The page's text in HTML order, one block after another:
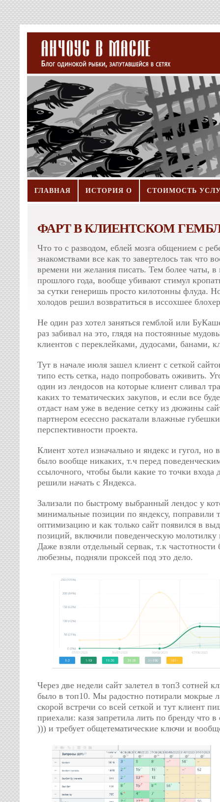
ГЛАВНАЯ ИСТОРИЯ О СТОИМОСТЬ
ФАРТ В КЛИЕНТСКОМ
Что то с разводом, еблей мозга общением с
знакомствами все как то завертелось так что
времени ни желания писать. Тем более чаты,
прошлого года, вообще убивают стимул
за сутки генеришь просто килотонны флуда.
холодов решил возвратиться в иссохшее
Не один раз хотел заняться гемблой или
раз забивал на это, глядя на постоянные
клиентов с переклейками, дудосами, банами,
Тут в начале июля зашел клиент с сеткой
типо есть сетка, надо попробовать оживить.
один из лендосов на которые клиент сливал
каких то тематических закупов, и если все
отдаст нам уже в ведение сетку из дюжины
партнером есессно раскатали влажные
перспективности проекта.
Клиент хотел изначально и яндекс и гугол, но
было вообще никаких, т.ч перед
ссылочного, чтобы были какие то точки входа
решили начать с Яндекса.
Зализали по быстрому выбранный лендос у
минимальные позиции по яндексу, поправили
оптимизацию и как только сайт появился в
позиций, включили поведенческую
Даже взяли отдельный сервак, т.к частотности
любезны, подняли проксей под это дело.
Через две недели сайт залетел в топ3 сотней
было в топ10. Мы радостно потирали мокрые
скорой встречи со всей сеткой и тут клиент
приехали: казя запретила лить по бренду что в
))) и требует общетематические ключи и